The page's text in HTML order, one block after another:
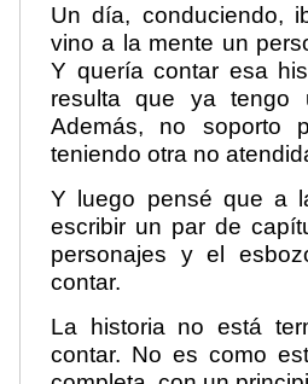
Un día, conduciendo,
vino a la mente un
Y quería contar esa
resulta que ya tengo
Además, no soporto
teniendo otra no
Y luego pensé que a
escribir un par de
personajes y el
contar.
La historia no está
contar. No es como